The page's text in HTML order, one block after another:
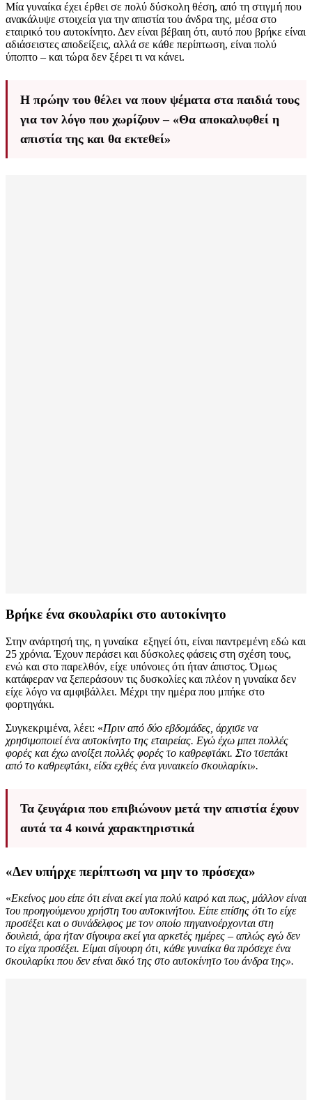
Μία γυναίκα έχει έρθει σε πολύ δύσκολη θέση, από τη στιγμή που
ανακάλυψε στοιχεία για την απιστία του άνδρα της, μέσα στο
εταιρικό του αυτοκίνητο. Δεν είναι βέβαιη ότι, αυτό που βρήκε είναι
αδιάσειστες αποδείξεις, αλλά σε κάθε περίπτωση, είναι πολύ
ύποπτο – και τώρα δεν ξέρει τι να κάνει.
Η πρώην του θέλει να πουν ψέματα στα παιδιά τους
για τον λόγο που χωρίζουν – «Θα αποκαλυφθεί η
απιστία της και θα εκτεθεί»
Βρήκε ένα σκουλαρίκι στο αυτοκίνητο
Στην ανάρτησή της, η γυναίκα εξηγεί ότι, είναι παντρεμένη εδώ και
25 χρόνια. Έχουν περάσει και δύσκολες φάσεις στη σχέση τους,
ενώ και στο παρελθόν, είχε υπόνοιες ότι ήταν άπιστος. Όμως
κατάφεραν να ξεπεράσουν τις δυσκολίες και πλέον η γυναίκα δεν
είχε λόγο να αμφιβάλλει. Μέχρι την ημέρα που μπήκε στο
φορτηγάκι.
Συγκεκριμένα, λέει: «Πριν από δύο εβδομάδες, άρχισε να
χρησιμοποιεί ένα αυτοκίνητο της εταιρείας. Εγώ έχω μπει πολλές
φορές και έχω ανοίξει πολλές φορές το καθρεφτάκι. Στο τσεπάκι
από το καθρεφτάκι, είδα εχθές ένα γυναικείο σκουλαρίκι».
Τα ζευγάρια που επιβιώνουν μετά την απιστία έχουν
αυτά τα 4 κοινά χαρακτηριστικά
«Δεν υπήρχε περίπτωση να μην το πρόσεχα»
«Εκείνος μου είπε ότι είναι εκεί για πολύ καιρό και πως, μάλλον είναι
του προηγούμενου χρήστη του αυτοκινήτου. Είπε επίσης ότι το είχε
προσέξει και ο συνάδελφος με τον οποίο πηγαινοέρχονται στη
δουλειά, άρα ήταν σίγουρα εκεί για αρκετές ημέρες – απλώς εγώ δεν
το είχα προσέξει. Είμαι σίγουρη ότι, κάθε γυναίκα θα πρόσεχε ένα
σκουλαρίκι που δεν είναι δικό της στο αυτοκίνητο του άνδρα της».